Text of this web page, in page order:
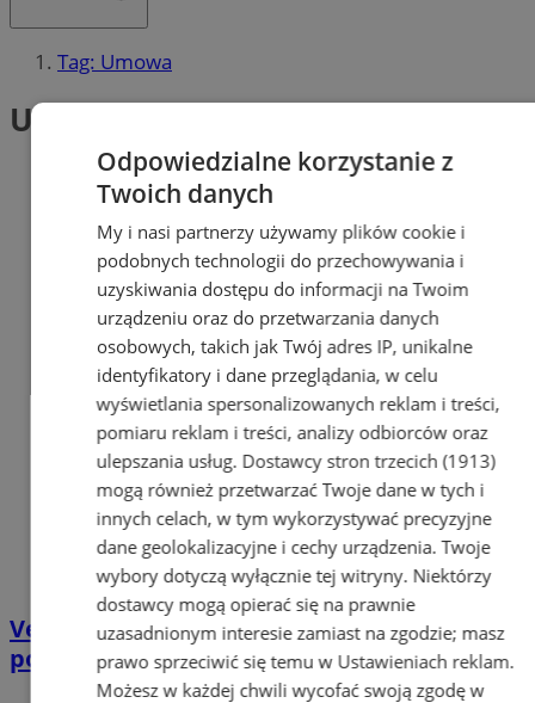
Tag: Umowa
Umowa (2)
Velostrada nr 2 coraz bliżej! Miasto
podpisało ważną umowę
Odpowiedzialne korzystanie z
Twoich danych
My i nasi partnerzy używamy plików cookie i
podobnych technologii do przechowywania i
uzyskiwania dostępu do informacji na Twoim
urządzeniu oraz do przetwarzania danych
osobowych, takich jak Twój adres IP, unikalne
identyfikatory i dane przeglądania, w celu
wyświetlania spersonalizowanych reklam i treści,
pomiaru reklam i treści, analizy odbiorców oraz
ulepszania usług. Dostawcy stron trzecich (1913)
mogą również przetwarzać Twoje dane w tych i
innych celach, w tym wykorzystywać precyzyjne
dane geolokalizacyjne i cechy urządzenia. Twoje
wybory dotyczą wyłącznie tej witryny. Niektórzy
dostawcy mogą opierać się na prawnie
uzasadnionym interesie zamiast na zgodzie; masz
prawo sprzeciwić się temu w Ustawieniach reklam.
Możesz w każdej chwili wycofać swoją zgodę w